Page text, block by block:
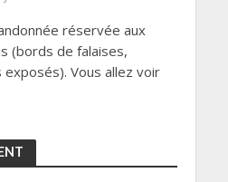
réservée aux
(bords de falaises,
Vous allez voir